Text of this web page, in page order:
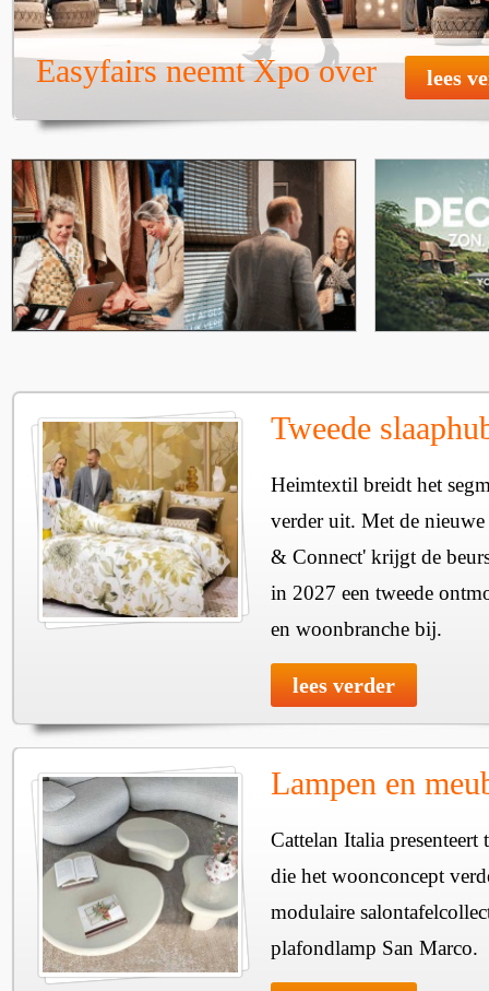
Easyfairs neemt Xpo over lees
Tweede
Heimtextil breidt het
verder uit. Met de
& Connect' krijgt de
in 2027 een tweede
en woonbranche bij.
lees verder
Lampen en
Cattelan Italia
die het woonconcept
modulaire
plafondlamp San Marco.